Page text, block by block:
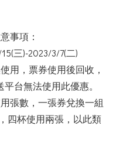
事項：
三)-2023/3/7(二)
用，票券使用後回收，
平台無法使用此優惠。
張數，一張券兌換一組
四杯使用兩張，以此類